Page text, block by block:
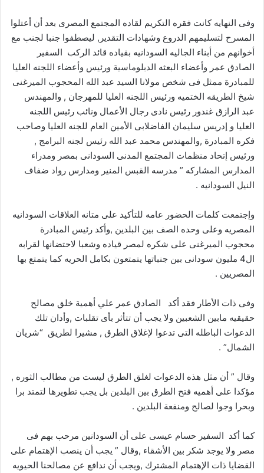
وفى النهايه كانت فقره التكريم لقاده المجتمع المصرى بعد أن أعتلوا
المسرح لتسليمهم الدروع وشهادات التقدير, ليصطفوا جنبا لجنب مع
أخوانهم من أبناء الجاليه السودانيه بقياده قائد الركب السفير
الصادق عمر وأعضاء البعثه الدبلوماسية ورئيس وأعضاء اللجنه العليا
للمبادرة ممثل فى شخص مولانا السيد عبد الله المحجوب الميرغنى
شيخ الطريقه الختميه ورئيس اللجنه العليا للمهرجان , والمهندس
عبد الرازق غندور رئيس نادى رجال الأعمال ونائب رئيس اللجنه
العليا و إدريس سليمان الفاضلابى الأمين العام للجنه العليا وصاحب
فكره المبادرة ,والمهندس محمد عبد الله رئيس لجنه البرامج ,
ورئيس إتحاد منظمات المجتمع المدنى السودانى بمصر ومدراء
المدارس المشاركه ” مدرسه القبس المنير ومدارس رواد ضفاف
النيل السودانيه .
وإجتمعت كلمات الحضور عامه للتأكيد على متانه العلاقات السودانيه
المصريه وعلى وحده الصف بين البلدين ,وأكد رئيس المبادرة
محجوب الميرغنى على شكره لمصر قياده وشعبا لاحتضانها لقرابه
ال4 مليون سودانى بين جنباتها يتمتعون بكامل الحريه كما يتمتع بها
المصريين .
وفى ذات الأطار فقد أكد الصادق عمر علي أهمية خلق مصالح
حقيقيه مابين الشعبين ولا يجب أن تتأثر بأى تقلبات ,وأدان تلك
الدعوات الباطله التى تدعوا لإغلاق الطرق , مشيرا لطريق “شريان
الشمال” .
وقال ” أن مثل هذه الدعوات لغلق الطرق ليست من مطالب الثوره ,
مؤكدا على أهميه فتح الطرق بين البلدين بل يجب تطويرها لتمتد برا
وبحرا وجوا لصالح ومنفعة البلدين .
كما أكد السفير حسام عيسى على أن السودانين مرحب بهم فى
مصر ولا يوجد شكر بين الأشقاء ,وقال ” يجب أن ينصب الإهتمام على
القضايا ذات الإهتمام المشترك ,ويجب أن ندافع عن مصالحنا الحيويه